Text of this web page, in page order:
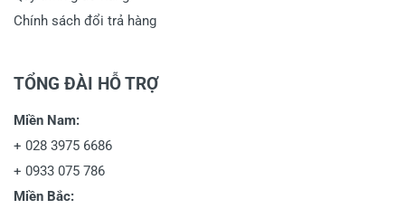
Chính sách đổi trả hàng
TỔNG ĐÀI HỖ TRỢ
Miền Nam:
+ 028 3975 6686
+ 0933 075 786
Miền Bắc: